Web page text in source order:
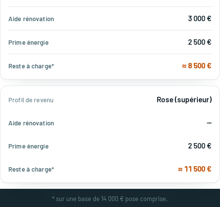
3 000 €
2 500 €
≈ 8 500 €
Rose (supérieur)
—
2 500 €
≈ 11 500 €
* sur une base de 14 000 € pose comprise.